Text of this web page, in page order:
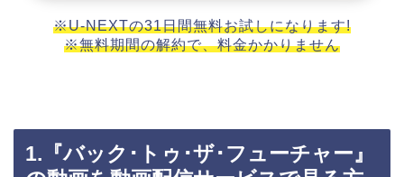
※U-NEXTの31日間無料お試しになります!
※無料期間の解約で、料金かかりません
1.『バック･トゥ･ザ･フューチャー』